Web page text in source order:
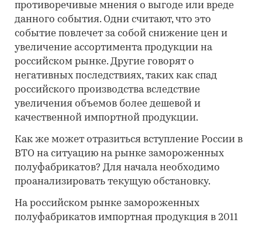
противоречивые мнения о выгоде или вреде
данного события. Одни считают, что это
событие повлечет за собой снижение цен и
увеличение ассортимента продукции на
российском рынке. Другие говорят о
негативных последствиях, таких как спад
российского производства вследствие
увеличения объемов более дешевой и
качественной импортной продукции.
Как же может отразиться вступление России в
ВТО на ситуацию на рынке замороженных
полуфабрикатов? Для начала необходимо
проанализировать текущую обстановку.
На российском рынке замороженных
полуфабрикатов импортная продукция в 2011